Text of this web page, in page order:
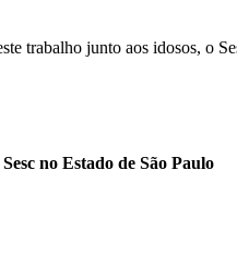
trabalho junto aos idosos, o
no Estado de São Paulo